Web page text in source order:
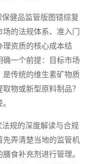
健品监管版图错综复
的法规体系、准入门
资质的核心成本结
一个前提：目标市场
是传统的维生素矿物质
物或新型原料制品？
规的深度解读与合规
先弄清楚当地的监管机
食补充剂进行管理。